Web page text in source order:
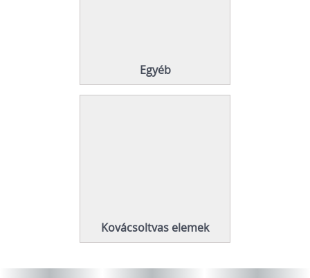
Egyéb
Kovácsoltvas elemek